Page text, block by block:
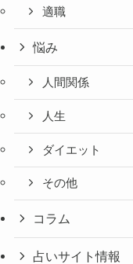
適職
悩み
人間関係
人生
ダイエット
その他
コラム
占いサイト情報